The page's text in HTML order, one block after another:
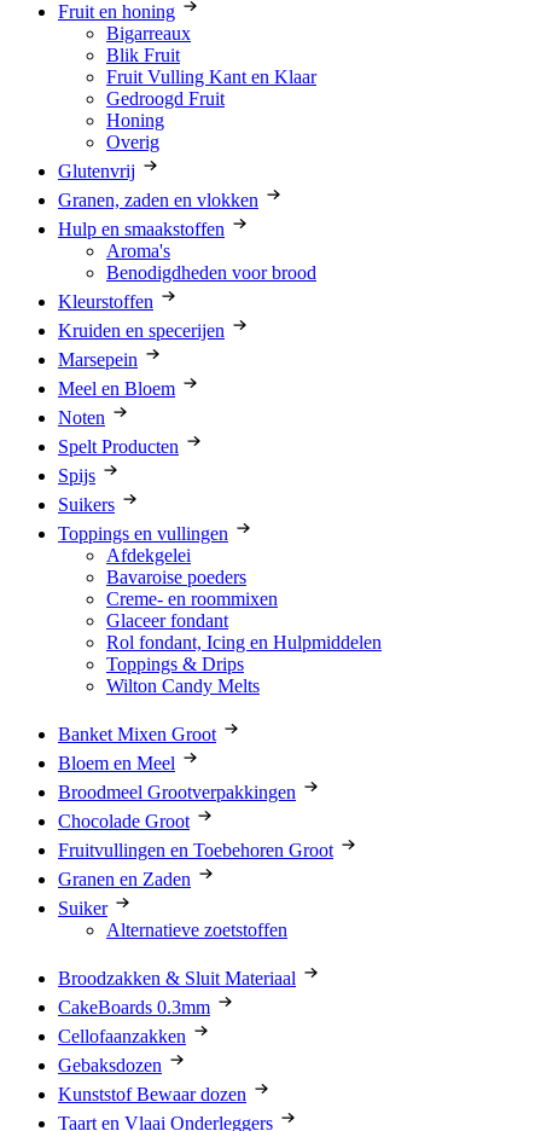
Fruit en honing
Bigarreaux
Blik Fruit
Fruit Vulling Kant en Klaar
Gedroogd Fruit
Honing
Overig
Glutenvrij
Granen, zaden en vlokken
Hulp en smaakstoffen
Aroma's
Benodigdheden voor brood
Kleurstoffen
Kruiden en specerijen
Marsepein
Meel en Bloem
Noten
Spelt Producten
Spijs
Suikers
Toppings en vullingen
Afdekgelei
Bavaroise poeders
Creme- en roommixen
Glaceer fondant
Rol fondant, Icing en Hulpmiddelen
Toppings & Drips
Wilton Candy Melts
Banket Mixen Groot
Bloem en Meel
Broodmeel Grootverpakkingen
Chocolade Groot
Fruitvullingen en Toebehoren Groot
Granen en Zaden
Suiker
Alternatieve zoetstoffen
Broodzakken & Sluit Materiaal
CakeBoards 0.3mm
Cellofaanzakken
Gebaksdozen
Kunststof Bewaar dozen
Taart en Vlaai Onderleggers